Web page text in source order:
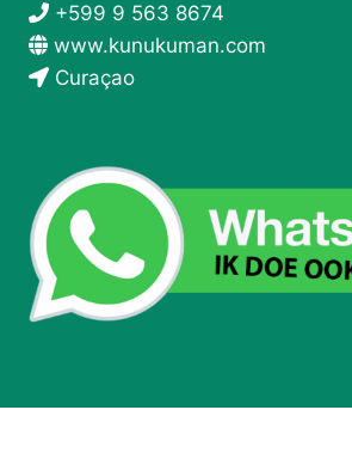
+599 9 563 8674
www.kunukuman.com
Curaçao